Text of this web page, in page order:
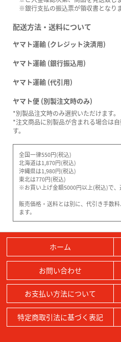
※銀行支払の振込票が領収書となりま
配送方法・送料について
ヤマト運輸 (クレジット決済用)
ヤマト運輸 (銀行振込用)
ヤマト運輸 (代引用)
ヤマト便 (別製注文時のみ)
*別製品注文時のみ選択いただけます。
*注文商品に別製品が含まれる場合は
す。
全国一律550円(税込)
北海道は1,870円(税込)
沖縄県は1,980円(税込)
東北は770円(税込)
※お買い上げ金額5000円以上(税込)で、
販売価格・送料とは別に、代引き手数
ます。
ホーム
お問い合わせ
お支払い方法について
特定商取引法に基づく表記